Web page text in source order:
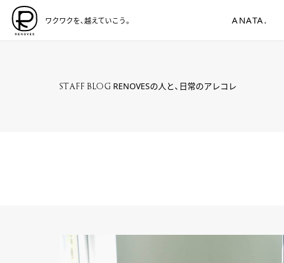
ワクワクを、越えていこう。 ANATA.
STAFF BLOG RENOVESの人と、日常のアレコレ